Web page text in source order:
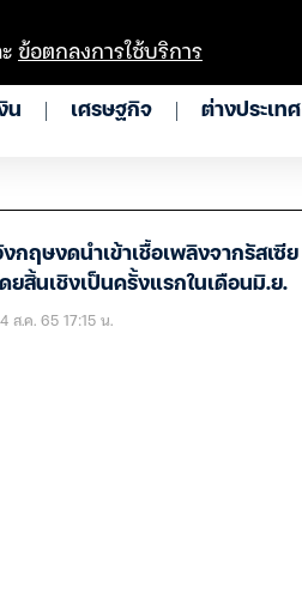
น เศรษฐกิจ ต่างประเทศ
งกฤษงดนำเข้าเชื้อเพลิงจากรัสเซีย
ดยสิ้นเชิงเป็นครั้งแรกในเดือนมิ.ย.
ส.ค. 65 17:15 น.
ข้อตกลงการใช้บริการ